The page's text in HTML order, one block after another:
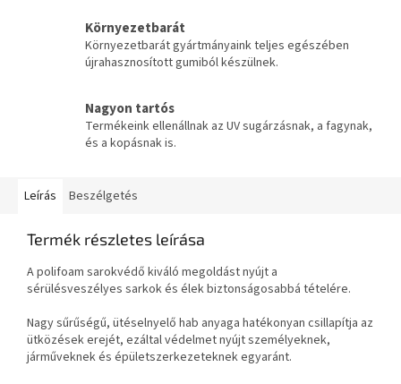
Környezetbarát
Környezetbarát gyártmányaink teljes egészében
újrahasznosított gumiból készülnek.
Nagyon tartós
Termékeink ellenállnak az UV sugárzásnak, a fagynak,
és a kopásnak is.
Leírás Beszélgetés
Termék részletes leírása
A polifoam sarokvédő kiváló megoldást nyújt a
sérülésveszélyes sarkok és élek biztonságosabbá tételére.
Nagy sűrűségű, ütéselnyelő hab anyaga hatékonyan csillapítja az
ütközések erejét, ezáltal védelmet nyújt személyeknek,
járműveknek és épületszerkezeteknek egyaránt.